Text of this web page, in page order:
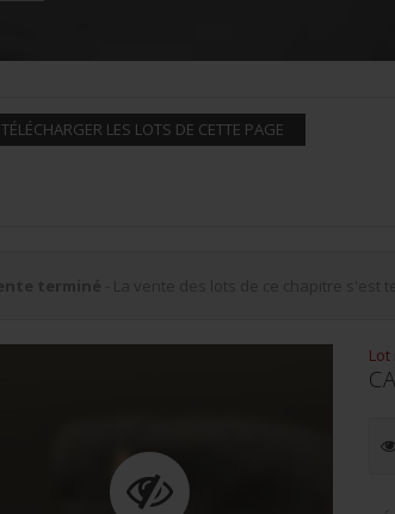
TÉLÉCHARGER LES LOTS DE CETTE PAGE
Lot